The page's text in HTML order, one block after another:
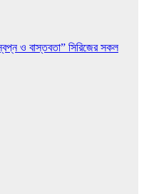
ও বাস্তবতা” সিরিজের সকল